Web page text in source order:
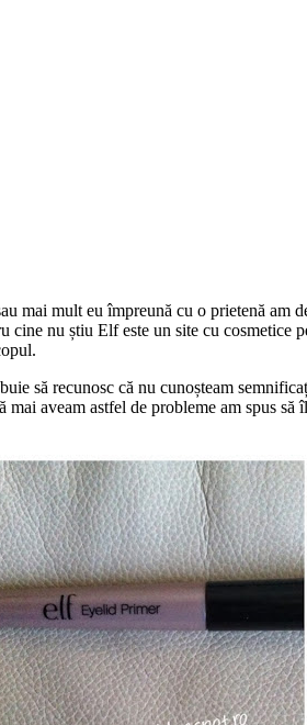
mai mult eu împreună cu o prietenă am
nu știu Elf este un site cu
să recunosc că nu cunoșteam
aveam astfel de probleme am spus